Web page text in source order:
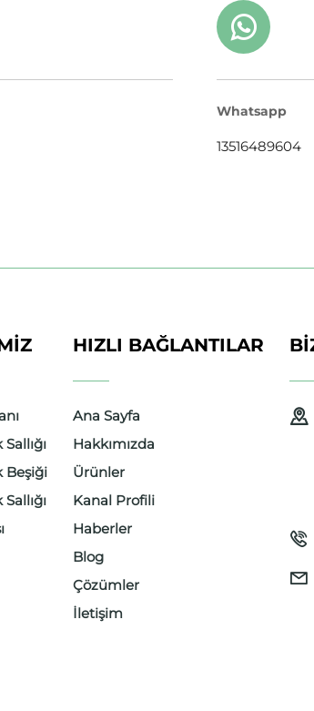
protected]
Whatsapp
13516489604
Beşiği
HIZLI BAĞLANTILAR
Ana Sayfa
Hakkımızda
Ürünler
Kanal Profili
Haberler
Blog
Çözümler
İletişim